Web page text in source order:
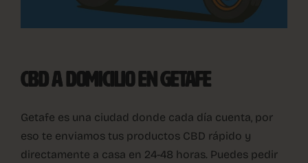
CBD A DOMICILIO EN GETAFE
Getafe es una ciudad donde cada día cuenta, por
eso te enviamos tus productos CBD rápido y
directamente a casa en 24-48 horas. Puedes pedir